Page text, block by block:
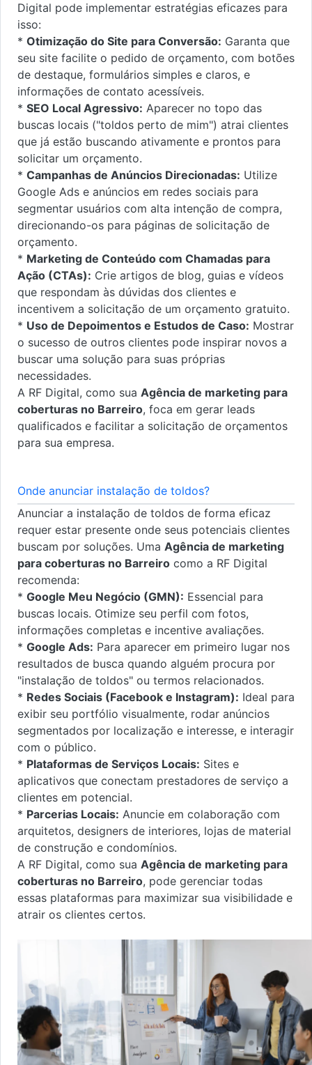
Digital pode implementar estratégias eficazes para
isso:
* Otimização do Site para Conversão: Garanta que
seu site facilite o pedido de orçamento, com botões
de destaque, formulários simples e claros, e
informações de contato acessíveis.
* SEO Local Agressivo: Aparecer no topo das
buscas locais ("toldos perto de mim") atrai clientes
que já estão buscando ativamente e prontos para
solicitar um orçamento.
* Campanhas de Anúncios Direcionadas: Utilize
Google Ads e anúncios em redes sociais para
segmentar usuários com alta intenção de compra,
direcionando-os para páginas de solicitação de
orçamento.
* Marketing de Conteúdo com Chamadas para
Ação (CTAs): Crie artigos de blog, guias e vídeos
que respondam às dúvidas dos clientes e
incentivem a solicitação de um orçamento gratuito.
* Uso de Depoimentos e Estudos de Caso: Mostrar
o sucesso de outros clientes pode inspirar novos a
buscar uma solução para suas próprias
necessidades.
A RF Digital, como sua Agência de marketing para
coberturas no Barreiro, foca em gerar leads
qualificados e facilitar a solicitação de orçamentos
para sua empresa.
Onde anunciar instalação de toldos?
Anunciar a instalação de toldos de forma eficaz
requer estar presente onde seus potenciais clientes
buscam por soluções. Uma Agência de marketing
para coberturas no Barreiro como a RF Digital
recomenda:
* Google Meu Negócio (GMN): Essencial para
buscas locais. Otimize seu perfil com fotos,
informações completas e incentive avaliações.
* Google Ads: Para aparecer em primeiro lugar nos
resultados de busca quando alguém procura por
"instalação de toldos" ou termos relacionados.
* Redes Sociais (Facebook e Instagram): Ideal para
exibir seu portfólio visualmente, rodar anúncios
segmentados por localização e interesse, e interagir
com o público.
* Plataformas de Serviços Locais: Sites e
aplicativos que conectam prestadores de serviço a
clientes em potencial.
* Parcerias Locais: Anuncie em colaboração com
arquitetos, designers de interiores, lojas de material
de construção e condomínios.
A RF Digital, como sua Agência de marketing para
coberturas no Barreiro, pode gerenciar todas
essas plataformas para maximizar sua visibilidade e
atrair os clientes certos.